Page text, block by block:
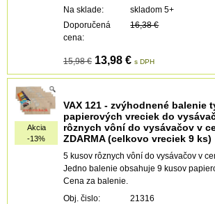
Na sklade:
skladom 5+
Doporučená
cena:
16,38 €
15,98 € 13,98 € s DPH
Akcia
-13%
VAX 121 - zvýhodnené balenie
papierových vreciek do
rôznych vôní do vysávačov v
ZDARMA (celkovo vreciek 9 ks)
5 kusov rôznych vôní do vysávačov v
Jedno balenie obsahuje 9 kusov
Cena za balenie.
Obj. čislo:
21316